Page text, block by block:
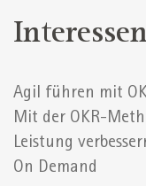
Agil führen mit
Mit der OKR-
Leistung
On Demand